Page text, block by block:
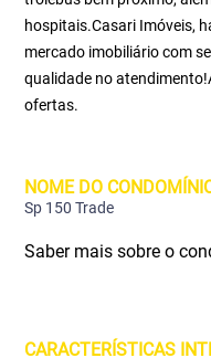
hospitais.Casari Imóveis,
mercado imobiliário com
qualidade no
ofertas.
NOME DO
Sp 150 Trade
Saber mais sobre o
CARACTERÍSTICAS